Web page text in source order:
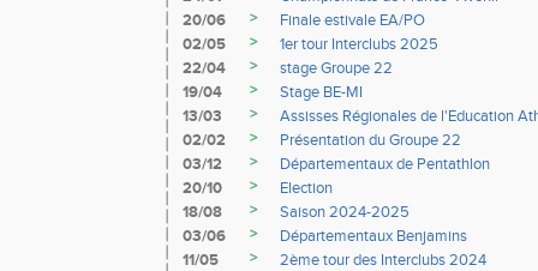
20/06
>
Finale estivale EA/PO
02/05
>
1er tour Interclubs 2025
22/04
>
stage Groupe 22
19/04
>
Stage BE-MI
13/03
>
Assisses Régionales de l'Education
02/02
>
Présentation du Groupe 22
03/12
>
Départementaux de Pentathlon
20/10
>
Election
18/08
>
Saison 2024-2025
03/06
>
Départementaux Benjamins
11/05
> 2ème tour des Interclubs 2024